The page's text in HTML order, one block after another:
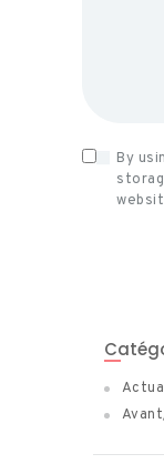
By